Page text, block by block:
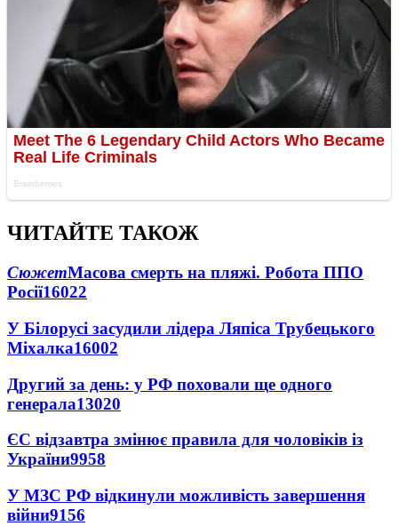
ЧИТАЙТЕ ТАКОЖ
СюжетМасова смерть на пляжі. Робота ППО
Росії16022
У Білорусі засудили лідера Ляпіса Трубецького
Міхалка16002
Другий за день: у РФ поховали ще одного
генерала13020
ЄС відзавтра змінює правила для чоловіків із
України9958
У МЗС РФ відкинули можливість завершення
війни9156